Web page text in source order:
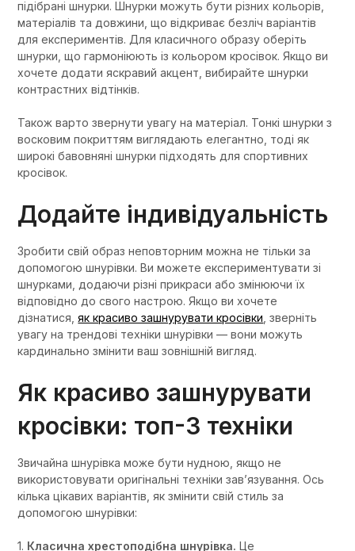
підібрані шнурки. Шнурки можуть бути різних кольорів,
матеріалів та довжини, що відкриває безліч варіантів
для експериментів. Для класичного образу оберіть
шнурки, що гармоніюють із кольором кросівок. Якщо ви
хочете додати яскравий акцент, вибирайте шнурки
контрастних відтінків.
Також варто звернути увагу на матеріал. Тонкі шнурки з
восковим покриттям виглядають елегантно, тоді як
широкі бавовняні шнурки підходять для спортивних
кросівок.
Додайте індивідуальність
Зробити свій образ неповторним можна не тільки за
допомогою шнурівки. Ви можете експериментувати зі
шнурками, додаючи різні прикраси або змінюючи їх
відповідно до свого настрою. Якщо ви хочете
дізнатися,як красиво зашнурувати кросівки , зверніть
увагу на трендові техніки шнурівки — вони можуть
кардинально змінити ваш зовнішній вигляд.
Як красиво зашнурувати
кросівки: топ-3 техніки
Звичайна шнурівка може бути нудною, якщо не
використовувати оригінальні техніки зав’язування. Ось
кілька цікавих варіантів, як змінити свій стиль за
допомогою шнурівки:
1. Класична хрестоподібна шнурівка.Це